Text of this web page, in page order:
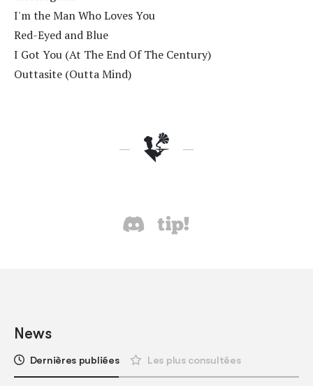
I'm the Man Who Loves You
Red-Eyed and Blue
I Got You (At The End Of The Century)
Outtasite (Outta Mind)
News
Dernières publiées Les plus consultées